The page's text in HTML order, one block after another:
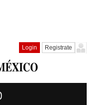
Login Registrate